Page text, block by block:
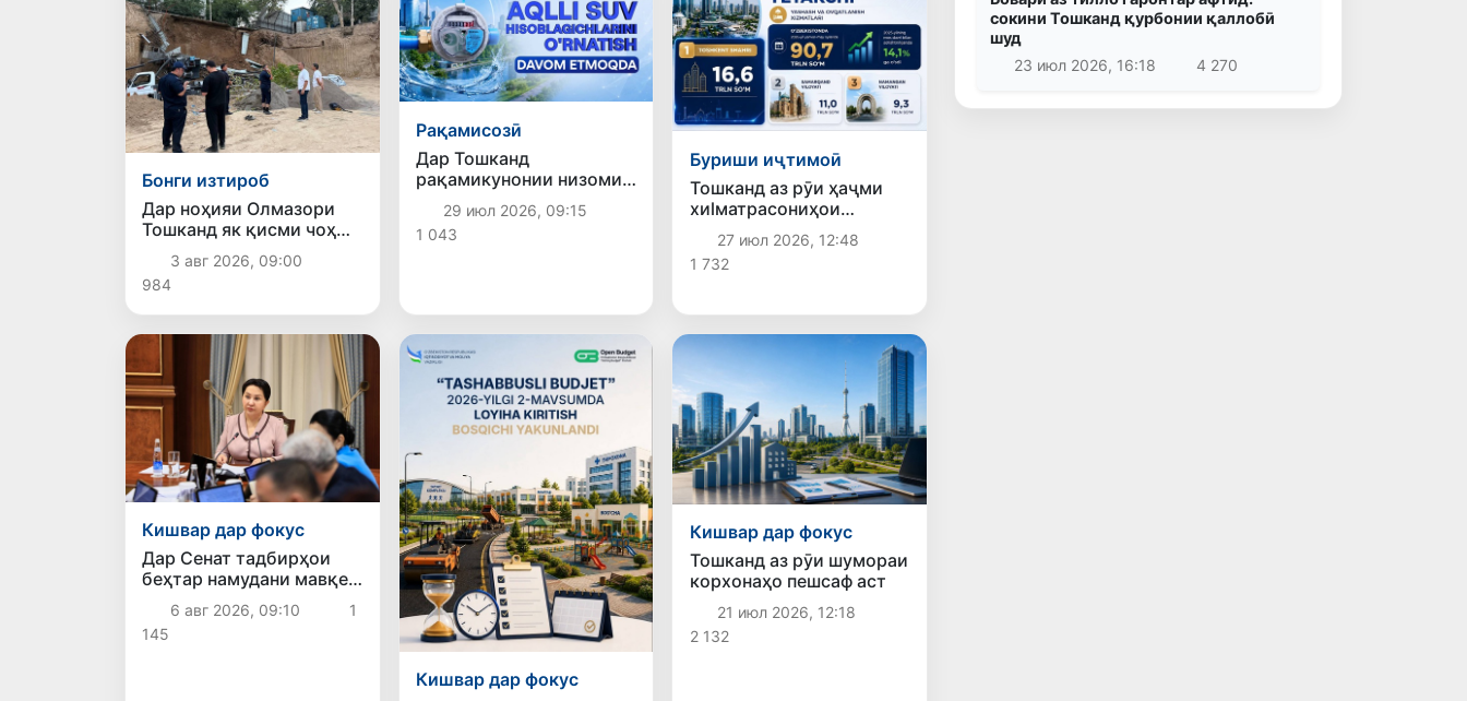
Бонги изтироб
Дар ноҳияи Олмазори
Тошканд як қисми чоҳ
фурӯ рехт: комиссияи
махсус
3 авг 2026, 09:00
984
Рақамисозӣ
Дар Тошканд
рақамикунонии низоми
таъминоти об идома
дорад: қариб 175 ҳазор
ҳисобкунакҳои
29 июл 2026, 09:15
1 043
Буриши иҷтимоӣ
Тошканд аз рӯи ҳаҷми
хиlматрасониҳои
ҷойгиронӣ ва хӯрокворӣ
дар ҷои аввал қарор
гирифт
27 июл 2026, 12:48
1 732
Кишвар дар фокус
Дар Сенат тадбирҳои
беҳтар намудани мавқеи
Ӯзбекистон дар
рейтингҳо ва индексҳои
байналмилалӣ баррасӣ
6 авг 2026, 09:10
1
145
Кишвар дар фокус
Кишвар дар фокус
Тошканд аз рӯи шумораи
корхонаҳо пешсаф аст
21 июл 2026, 12:18
2 132
сокини Тошканд қурбонии қаллобӣ
шуд
23 июл 2026, 16:18
4 270